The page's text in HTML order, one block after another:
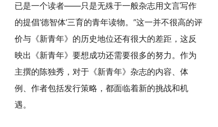
已是一个读者——只是无殊于一般杂志用文言写作
的提倡‘德智体’三育的青年读物。”这一并不很高的评
价与《新青年》的历史地位还有很大的差距，这反
映出《新青年》要想成功还需要很多的努力。作为
主撰的陈独秀，对于《新青年》杂志的内容、体
例、作者包括发行策略，都面临着新的挑战和机
遇。